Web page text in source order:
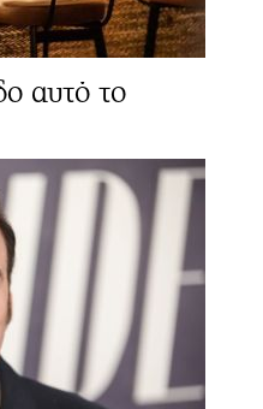
αυτό το